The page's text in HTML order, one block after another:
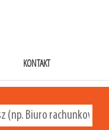
KONTAKT